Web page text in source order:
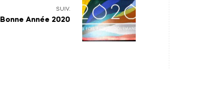
SUIV.
Bonne Année 2020